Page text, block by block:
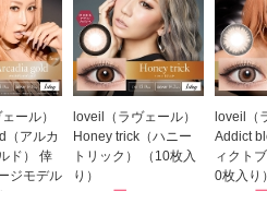
ール）
（アルカ
ド） 倖
ジモデル
loveil（ラヴェール）
Honey trick（ハニー
トリック） （10枚入
り）
1,760円
loveil（
Addict
ィクト
0枚入り
1,760